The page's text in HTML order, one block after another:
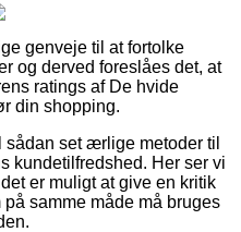
genveje til at fortolke
og derved foreslåes det, at
ratings af De hvide
din shopping.
set ærlige metoder til
kundetilfredshed. Her ser vi
er muligt at give en kritik
samme måde må bruges